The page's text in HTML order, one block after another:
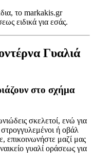
το markakis.gr
ειδικά για εσάς.
Γυαλιά
στο σχήμα
σκελετοί, ενώ για
ή οβάλ
επικοινωνήστε μαζί μας
γυαλί οράσεως για